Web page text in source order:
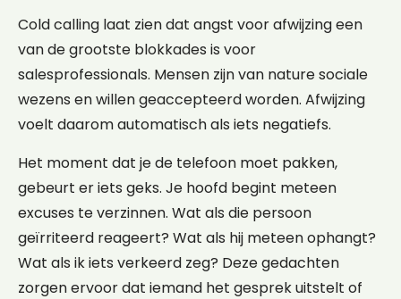
Cold calling laat zien dat angst voor afwijzing een
van de grootste blokkades is voor
salesprofessionals. Mensen zijn van nature sociale
wezens en willen geaccepteerd worden. Afwijzing
voelt daarom automatisch als iets negatiefs.
Het moment dat je de telefoon moet pakken,
gebeurt er iets geks. Je hoofd begint meteen
excuses te verzinnen. Wat als die persoon
geïrriteerd reageert? Wat als hij meteen ophangt?
Wat als ik iets verkeerd zeg? Deze gedachten
zorgen ervoor dat iemand het gesprek uitstelt of